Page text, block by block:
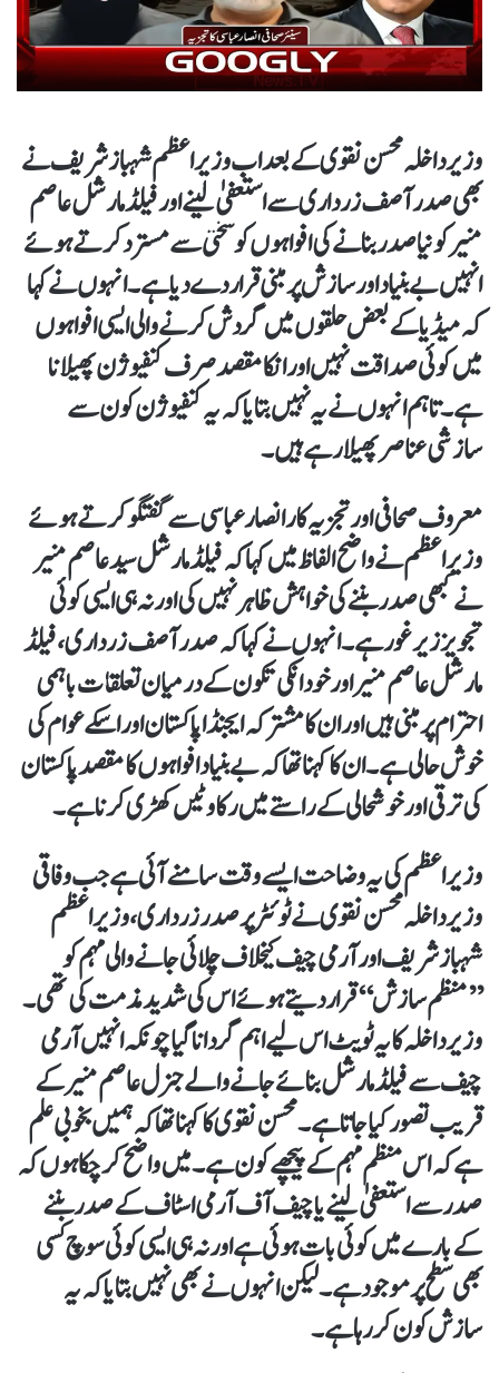
وزیر داخلہ محسن نقوی کے بعد اب وزیراعظم شہباز شریف نے
بھی صدر آصف زرداری سے استعفیٰ لینے اور فیلڈ مارشل عاصم
منیر کو نیا صدر بنانے کی افواہوں کو سختی سے مسترد کرتے ہوئے
انہیں بے بنیاد اور سازش پر مبنی قرار دے دیا ہے۔ انہوں نے کہا
کہ میڈیا کے بعض حلقوں میں گردش کرنے والی ایسی افواہوں
میں کوئی صداقت نہیں اور انکا مقصد صرف کنفیوژن پھیلانا
ہے۔ تاہم انہوں نے یہ نہیں بتایا کہ یہ کنفیوژن کون سے
سازشی عناصر پھیلا رہے ہیں۔
معروف صحافی اور تجزیہ کار انصار عباسی سے گفتگو کرتے ہوئے
وزیراعظم نے واضح الفاظ میں کہا کہ فیلڈ مارشل سید عاصم منیر
نے کبھی صدر بننے کی خواہش ظاہر نہیں کی اور نہ ہی ایسی کوئی
تجویز زیر غور ہے۔ انہوں نے کہا کہ صدر آصف زرداری، فیلڈ
مارشل عاصم منیر اور خود انکی تکون کے درمیان تعلقات باہمی
احترام پر مبنی ہیں اور ان کا مشترکہ ایجنڈا پاکستان اور اسکے عوام کی
خوش حالی ہے۔ ان کا کہنا تھا کہ بے بنیاد افواہوں کا مقصد پاکستان
کی ترقی اور خوشحالی کے راستے میں رکاوٹیں کھڑی کرنا ہے۔
وزیراعظم کی یہ وضاحت ایسے وقت سامنے آئی ہے جب وفاقی
وزیر داخلہ محسن نقوی نے ٹوئٹر پر صدر زرداری، وزیراعظم
شہباز شریف اور آرمی چیف کیخلاف چلائی جانے والی مہم کو
’’منظم سازش‘‘ قرار دیتے ہوئے اس کی شدید مذمت کی تھی۔
وزیر داخلہ کا یہ ٹویٹ اس لیے اہم گردانا گیا چونکہ انہیں آرمی
چیف سے فیلڈ مارشل بنائے جانے والے جنرل عاصم منیر کے
قریب تصور کیا جاتا ہے۔ محسن نقوی کا کہنا تھا کہ ہمیں بخوبی علم
ہے کہ اس منظم مہم کے پیچھے کون ہے۔ میں واضح کر چکا ہوں کہ
صدر سے استعفیٰ لینے یا چیف آف آرمی اسٹاف کے صدر بننے
کے بارے میں کوئی بات ہوئی ہے اور نہ ہی ایسی کوئی سوچ کسی
بھی سطح پر موجود ہے۔ لیکن انہوں نے بھی نہیں بتایا کہ یہ
سازش کون کر رہا ہے۔